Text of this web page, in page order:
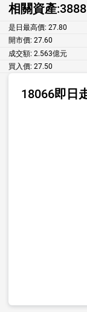
相關資產:
是日最高價: 27.80
開市價: 27.60
成交額: 2.563億元
買入價: 27.50
18066即日